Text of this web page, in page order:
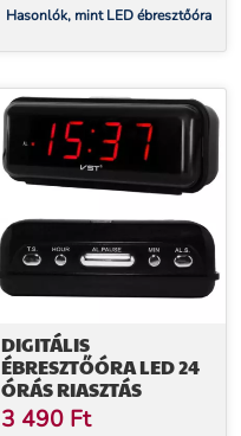
Hasonlók, mint LED ébresztőóra
DIGITÁLIS
ÉBRESZTŐÓRA LED 24
ÓRÁS RIASZTÁS
3 490 Ft